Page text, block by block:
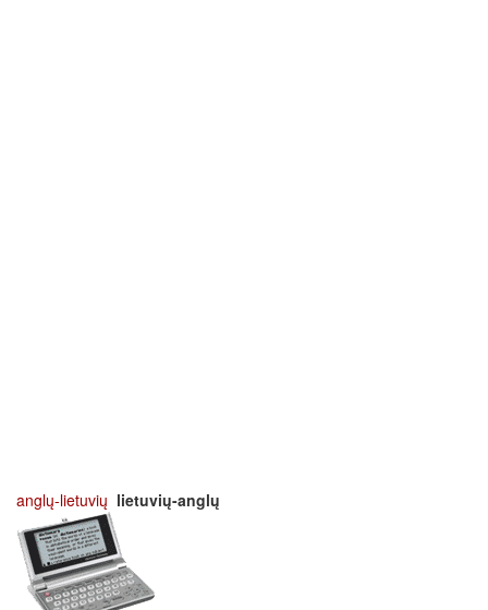
anglų-lietuvių lietuvių-anglų